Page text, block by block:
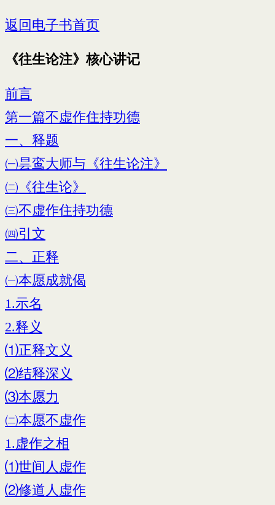
返回电子书首页
《往生论注》核心讲记
前言
第一篇不虚作住持功德
一、释题
㈠昙鸾大师与《往生论注》
㈡《往生论》
㈢不虚作住持功德
㈣引文
二、正释
㈠本愿成就偈
1.示名
2.释义
⑴正释文义
⑵结释深义
⑶本愿力
㈡本愿不虚作
1.虚作之相
⑴世间人虚作
⑵修道人虚作